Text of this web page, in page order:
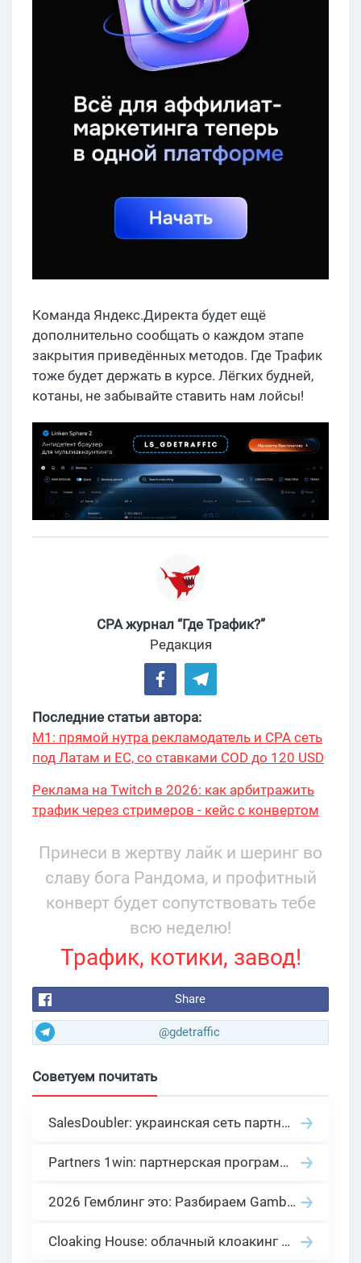
Команда Яндекс.Директа будет ещё
дополнительно сообщать о каждом этапе
закрытия приведённых методов. Где Трафик
тоже будет держать в курсе. Лёгких будней,
котаны, не забывайте ставить нам лойсы!
CPA журнал “Где Трафик?”
Редакция
Последние статьи автора:
М1: прямой нутра рекламодатель и CPA сеть
под Латам и ЕС, со ставками COD до 120 USD
Реклама на Twitch в 2026: как арбитражить
трафик через стримеров - кейс с конвертом
Принеси в жертву лайк и шеринг во
славу бога Рандома, и профитный
конверт будет сопутствовать тебе
всю неделю!
Трафик, котики, завод!
Share
@gdetraffic
Советуем почитать
SalesDoubler: украинская сеть партнерских программ с оплатой за действие
Partners 1win: партнерская программа казино в нише гемблинг арбитраж
2026 Гемблинг это: Разбираем Gambling вертикаль, и все что связано с гемблинг и беттинг офферами
Cloaking House: облачный клоакинг для фильтрации ботов FB и Google Ads — гайд PHP-интеграции 2026